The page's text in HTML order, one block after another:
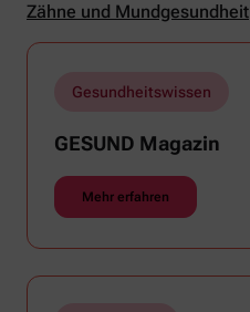
Zähne und Mundgesundheit
Gesundheitswissen
GESUND Magazin
Mehr erfahren